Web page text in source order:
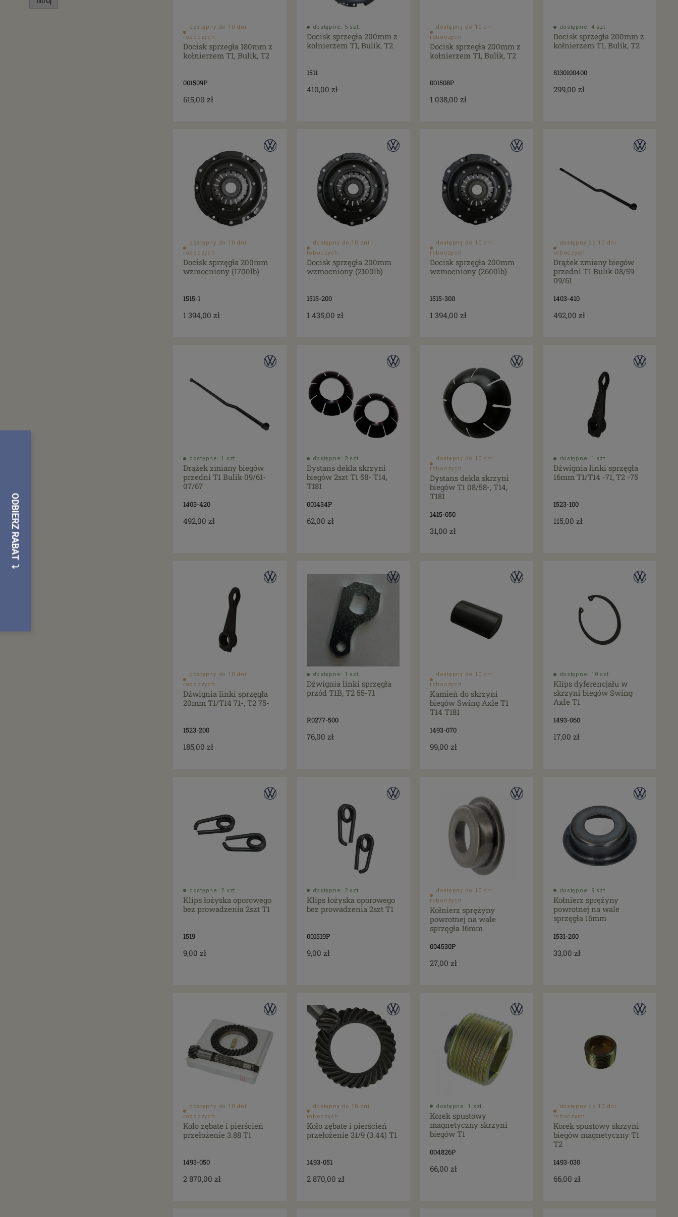
dostępny do 10 dni
roboczych
Docisk sprzegła 180mm z
kołnierzem T1, Bulik, T2
001509P
615,00 zł
dostępne: 5 szt.
Docisk sprzegła 200mm z
kołnierzem T1, Bulik, T2
1511
410,00 zł
dostępny do 10 dni
roboczych
Docisk sprzegła 200mm z
kołnierzem T1, Bulik, T2
001508P
1 038,00 zł
dostępne: 4 szt.
Docisk sprzegła 200mm z
kołnierzem T1, Bulik, T2
8130100400
299,00 zł
dostępny do 10 dni
roboczych
Docisk sprzęgła 200mm
wzmocniony (1700lb)
1515-1
1 394,00 zł
dostępny do 10 dni
roboczych
Docisk sprzęgła 200mm
wzmocniony (2100lb)
1515-200
1 435,00 zł
dostępny do 10 dni
roboczych
Docisk sprzęgła 200mm
wzmocniony (2600lb)
1515-300
1 394,00 zł
dostępny do 10 dni
roboczych
Drążek zmiany biegów
przedni T1 Bulik 08/59-
09/61
1403-410
492,00 zł
dostępne: 1 szt.
Drążek zmiany biegów
przedni T1 Bulik 09/61-
07/67
1403-420
492,00 zł
dostępne: 2 szt.
Dystans dekla skrzyni
biegów 2szt T1 58- T14,
T181
001434P
62,00 zł
dostępny do 10 dni
roboczych
Dystans dekla skrzyni
biegów T1 08/58-, T14,
T181
1415-050
31,00 zł
dostępne: 1 szt.
Dźwignia linki sprzęgła
16mm T1/T14 -71, T2 -75
1523-100
115,00 zł
dostępny do 10 dni
roboczych
Dźwignia linki sprzęgła
20mm T1/T14 71-, T2 75-
1523-200
185,00 zł
dostępne: 1 szt.
Dźwignia linki sprzęgła
przód T1B, T2 55-71
R0277-500
76,00 zł
dostępny do 10 dni
roboczych
Kamień do skrzyni
biegów Swing Axle T1
T14 T181
1493-070
99,00 zł
dostępne: 10 szt.
Klips dyferencjału w
skrzyni biegów Swing
Axle T1
1493-060
17,00 zł
dostępne: 2 szt.
Klips łożyska oporowego
bez prowadzenia 2szt T1
1519
9,00 zł
dostępne: 2 szt.
Klips łożyska oporowego
bez prowadzenia 2szt T1
001519P
9,00 zł
dostępny do 10 dni
roboczych
Kołnierz sprężyny
powrotnej na wale
sprzęgła 16mm
004530P
27,00 zł
dostępne: 9 szt.
Kołnierz sprężyny
powrotnej na wale
sprzęgła 16mm
1531-200
33,00 zł
dostępny do 10 dni
roboczych
Koło zębate i pierścień
przełożenie 3.88 T1
1493-050
2 870,00 zł
dostępny do 10 dni
roboczych
Koło zębate i pierścień
przełożenie 31/9 (3.44) T1
1493-051
2 870,00 zł
dostępne: 1 szt.
Korek spustowy
magnetyczny skrzyni
biegów T1
004826P
66,00 zł
dostępny do 10 dni
roboczych
Korek spustowy skrzyni
biegów magnetyczny T1
T2
1493-030
66,00 zł